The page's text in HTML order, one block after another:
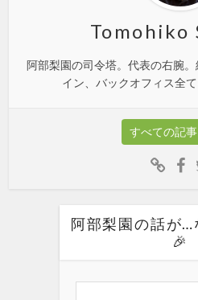
Tomohiko
阿部梨園の司令塔。代表の右腕
イン、バックオフィス全
すべての記
阿部梨園の話が…
🎉